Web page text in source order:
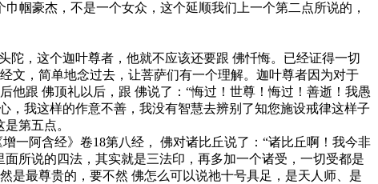
帼豪杰，不是一个女众，这个延顺我们上一个第二点所说的，
陀，这个迦叶尊者，他就不应该还要跟 佛忏悔。已经证得一切
文，简单地念过去，让菩萨们有一个理解。迦叶尊者因为对于
跟 佛顶礼以后，跟 佛说了：“悔过！世尊！悔过！善逝！我愚
，我这样的作意不善，我没有智慧去辨别了知您施设戒律这样子
第五点。
一阿含经》卷18第八经， 佛对诸比丘说了：“诸比丘啊！我今非
所说的四法，其实就是三法印，再多加一个诸受，一切受都是
是最尊贵的，要不然 佛怎么可以说祂十号具足，是天人师、是